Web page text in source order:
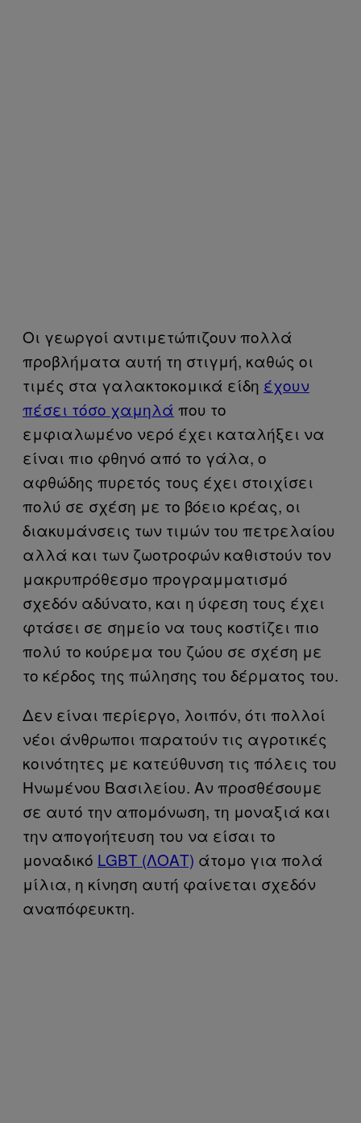
Οι γεωργοί αντιμετώπιζουν πολλά
προβλήματα αυτή τη στιγμή, καθώς οι
τιμές στα γαλακτοκομικά είδη έχουν
πέσει τόσο χαμηλά που το
εμφιαλωμένο νερό έχει καταλήξει να
είναι πιο φθηνό από το γάλα, ο
αφθώδης πυρετός τους έχει στοιχίσει
πολύ σε σχέση με το βόειο κρέας, οι
διακυμάνσεις των τιμών του πετρελαίου
αλλά και των ζωοτροφών καθιστούν τον
μακρυπρόθεσμο προγραμματισμό
σχεδόν αδύνατο, και η ύφεση τους έχει
φτάσει σε σημείο να τους κοστίζει πιο
πολύ το κούρεμα του ζώου σε σχέση με
το κέρδος της πώλησης του δέρματος του.
Δεν είναι περίεργο, λοιπόν, ότι πολλοί
νέοι άνθρωποι παρατούν τις αγροτικές
κοινότητες με κατεύθυνση τις πόλεις του
Ηνωμένου Βασιλείου. Αν προσθέσουμε
σε αυτό την απομόνωση, τη μοναξιά και
την απογοήτευση του να είσαι το
μοναδικό LGBT (ΛΟΑΤ) άτομο για πολά
μίλια, η κίνηση αυτή φαίνεται σχεδόν
αναπόφευκτη.